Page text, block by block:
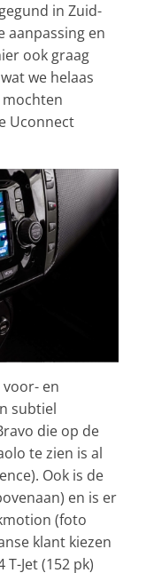
in Zuid-
aanpassing en
ook graag
we helaas
Uconnect
voor- en
subtiel
die op de
te zien is al
Ook is de
en is er
(foto
klant kiezen
Jet (152 pk)